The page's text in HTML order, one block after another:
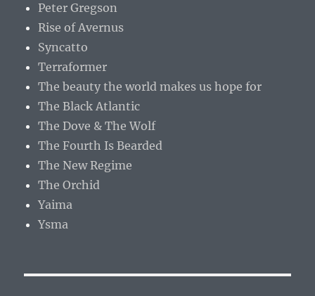
Peter Gregson
Rise of Avernus
Syncatto
Terraformer
The beauty the world makes us hope for
The Black Atlantic
The Dove & The Wolf
The Fourth Is Bearded
The New Regime
The Orchid
Yaima
Ysma